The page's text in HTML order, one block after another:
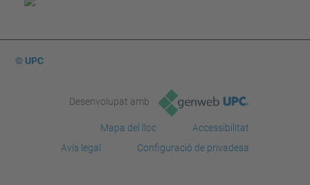
© UPC
Desenvolupat amb
Mapa del lloc
Accessibilitat
Avís legal
Configuració de privadesa